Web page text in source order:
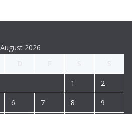
August 2026
1 2
6 7 8 9